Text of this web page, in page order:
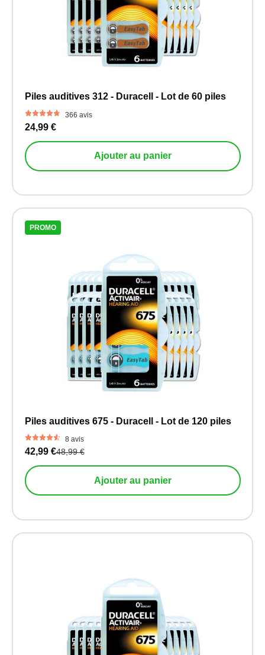
Piles auditives 312 - Duracell - Lot de 60 piles
366 avis
24,99 €
Ajouter au panier
PROMO
Piles auditives 675 - Duracell - Lot de 120 piles
8 avis
42,99 €48,99 €
Ajouter au panier